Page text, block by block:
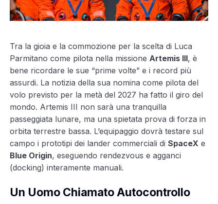
Tra la gioia e la commozione per la scelta di Luca
Parmitano come pilota nella missione Artemis III, è
bene ricordare le sue “prime volte” e i record più
assurdi. La notizia della sua nomina come pilota del
volo previsto per la metà del 2027 ha fatto il giro del
mondo. Artemis III non sarà una tranquilla
passeggiata lunare, ma una spietata prova di forza in
orbita terrestre bassa. L’equipaggio dovrà testare sul
campo i prototipi dei lander commerciali di SpaceX e
Blue Origin, eseguendo rendezvous e agganci
(docking) interamente manuali.
Un Uomo Chiamato Autocontrollo